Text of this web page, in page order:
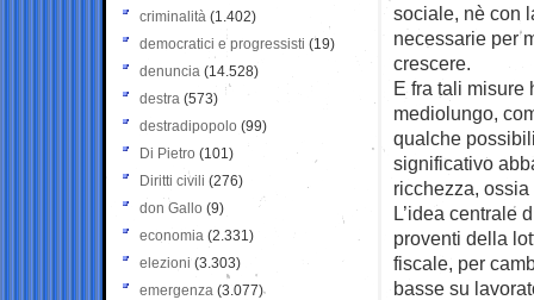
sociale, nè con
necessarie per
crescere.
E fra tali misure
mediolungo,
qualche
significativo
ricchezza,
L’idea centrale
proventi della
fiscale, per
basse su
criminalità (1.402)
democratici e progressisti (19)
denuncia (14.528)
destra (573)
destradipopolo (99)
Di Pietro (101)
Diritti civili (276)
don Gallo (9)
economia (2.331)
elezioni (3.303)
emergenza (3.077)